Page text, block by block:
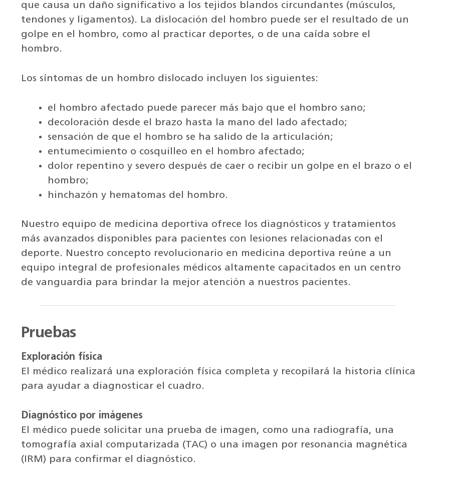
que causa un daño significativo a los tejidos blandos circundantes (músculos,
tendones y ligamentos). La dislocación del hombro puede ser el resultado de un
golpe en el hombro, como al practicar deportes, o de una caída sobre el
hombro.
Los síntomas de un hombro dislocado incluyen los siguientes:
el hombro afectado puede parecer más bajo que el hombro sano;
decoloración desde el brazo hasta la mano del lado afectado;
sensación de que el hombro se ha salido de la articulación;
entumecimiento o cosquilleo en el hombro afectado;
dolor repentino y severo después de caer o recibir un golpe en el brazo o el
hombro;
hinchazón y hematomas del hombro.
Nuestro equipo de medicina deportiva ofrece los diagnósticos y tratamientos
más avanzados disponibles para pacientes con lesiones relacionadas con el
deporte. Nuestro concepto revolucionario en medicina deportiva reúne a un
equipo integral de profesionales médicos altamente capacitados en un centro
de vanguardia para brindar la mejor atención a nuestros pacientes.
Pruebas
Exploración física
El médico realizará una exploración física completa y recopilará la historia clínica
para ayudar a diagnosticar el cuadro.
Diagnóstico por imágenes
El médico puede solicitar una prueba de imagen, como una radiografía, una
tomografía axial computarizada (TAC) o una imagen por resonancia magnética
(IRM) para confirmar el diagnóstico.